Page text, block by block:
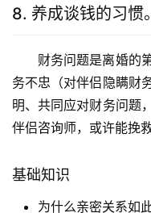
8. 养成谈钱的习惯。
财务问题是离婚的
务不忠（对伴侣隐瞒财
明、共同应对财务问题
伴侣咨询师，或许能挽
基础知识
为什么亲密关系如